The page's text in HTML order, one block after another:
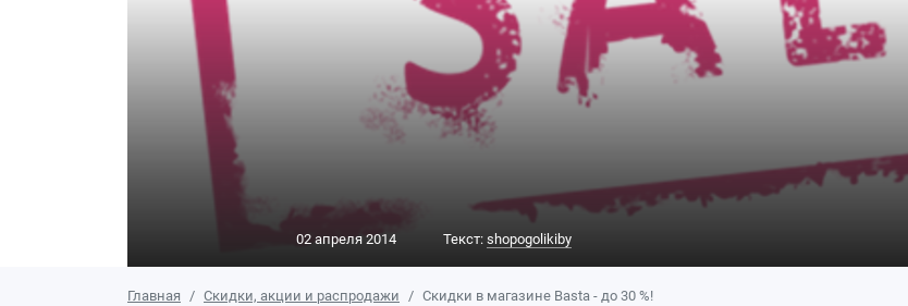
02 апреля 2014 Текст: shopogolikiby
Главная Скидки, акции и распродажи Скидки в магазине Basta - до 30 %!